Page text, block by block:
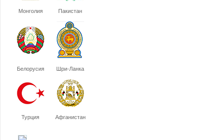
Монголия Пакистан
Белорусия Шри-Ланка
Турция Афганистан